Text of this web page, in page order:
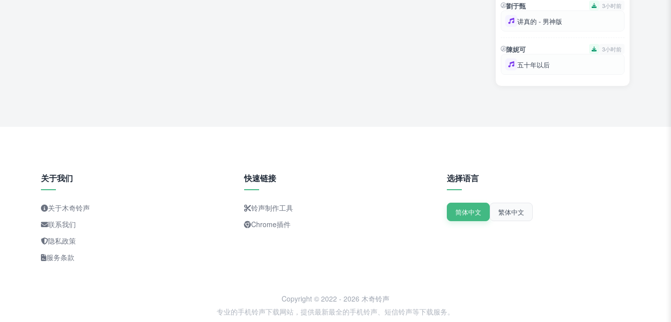
劉于甄 3小时前
讲真的 - 男神版
陳妮可 3小时前
五十年以后
关于我们
关于木奇铃声
联系我们
隐私政策
服务条款
快速链接
铃声制作工具
Chrome插件
选择语言
简体中文 繁体中文
Copyright © 2022 - 2026 木奇铃声
专业的手机铃声下载网站，提供最新最全的手机铃声、短信铃声等下载服务。